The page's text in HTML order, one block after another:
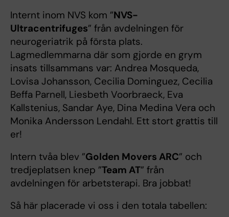
Internt inom NVS kom ”NVS-
Ultracentrifuges” från avdelningen för
neurogeriatrik på första plats.
Lagmedlemmarna där som gjorde en grym
insats tillsammans var: Andrea Mosqueda,
Lovisa Johansson, Cecilia Dominguez, Cecilia
Beffa Parnell, Liesbeth Voorbraeck, Eva
Kallstenius, Sandar Aye, Dina Medina Vera och
Monika Andersson Lendahl. Ett stort grattis till
er!
Intern tvåa blev ”Golden Movers ARC” och
tredjeplatsen knep ”Team AT” från
avdelningen för arbetsterapi. Bra jobbat!
Så här placerade vi oss i den totala tabellen: